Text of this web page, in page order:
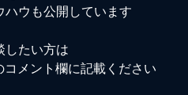
ハウも公開しています
したい方は
メント欄に記載ください